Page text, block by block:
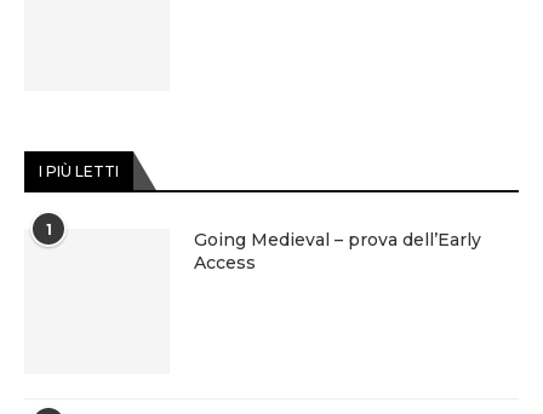
I PIÙ LETTI
1
Going Medieval – prova dell’Early
Access